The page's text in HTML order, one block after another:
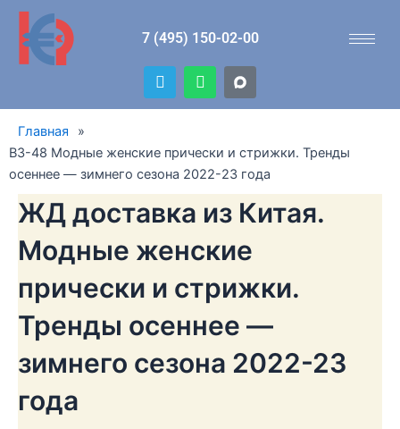
Перейти
содержимому
7 (495) 150-02-00
T
e
l
r
a
m
W
h
a
a
p
Главная
»
B3-48 Модные женские прически и стрижки. Тренды
осеннее — зимнего сезона 2022-23 года
ЖД доставка из Китая.
Модные женские
прически и стрижки.
Тренды осеннее —
зимнего сезона 2022-23
года